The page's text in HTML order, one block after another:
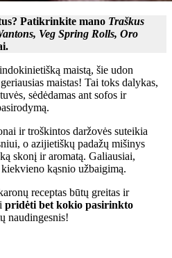
Patikrinkite mano Traškus
, Veg Spring Rolls, Oro
maistą, šie udon
maistas! Tai toks dalykas,
sėdėdamas ant sofos ir
ir troškintos daržovės suteikia
o azijietiškų padažų mišinys
skonį ir aromatą. Galiausiai,
kąsnio užbaigimą.
receptas būtų greitas ir
pridėti bet kokio pasirinkto
naudingesnis!